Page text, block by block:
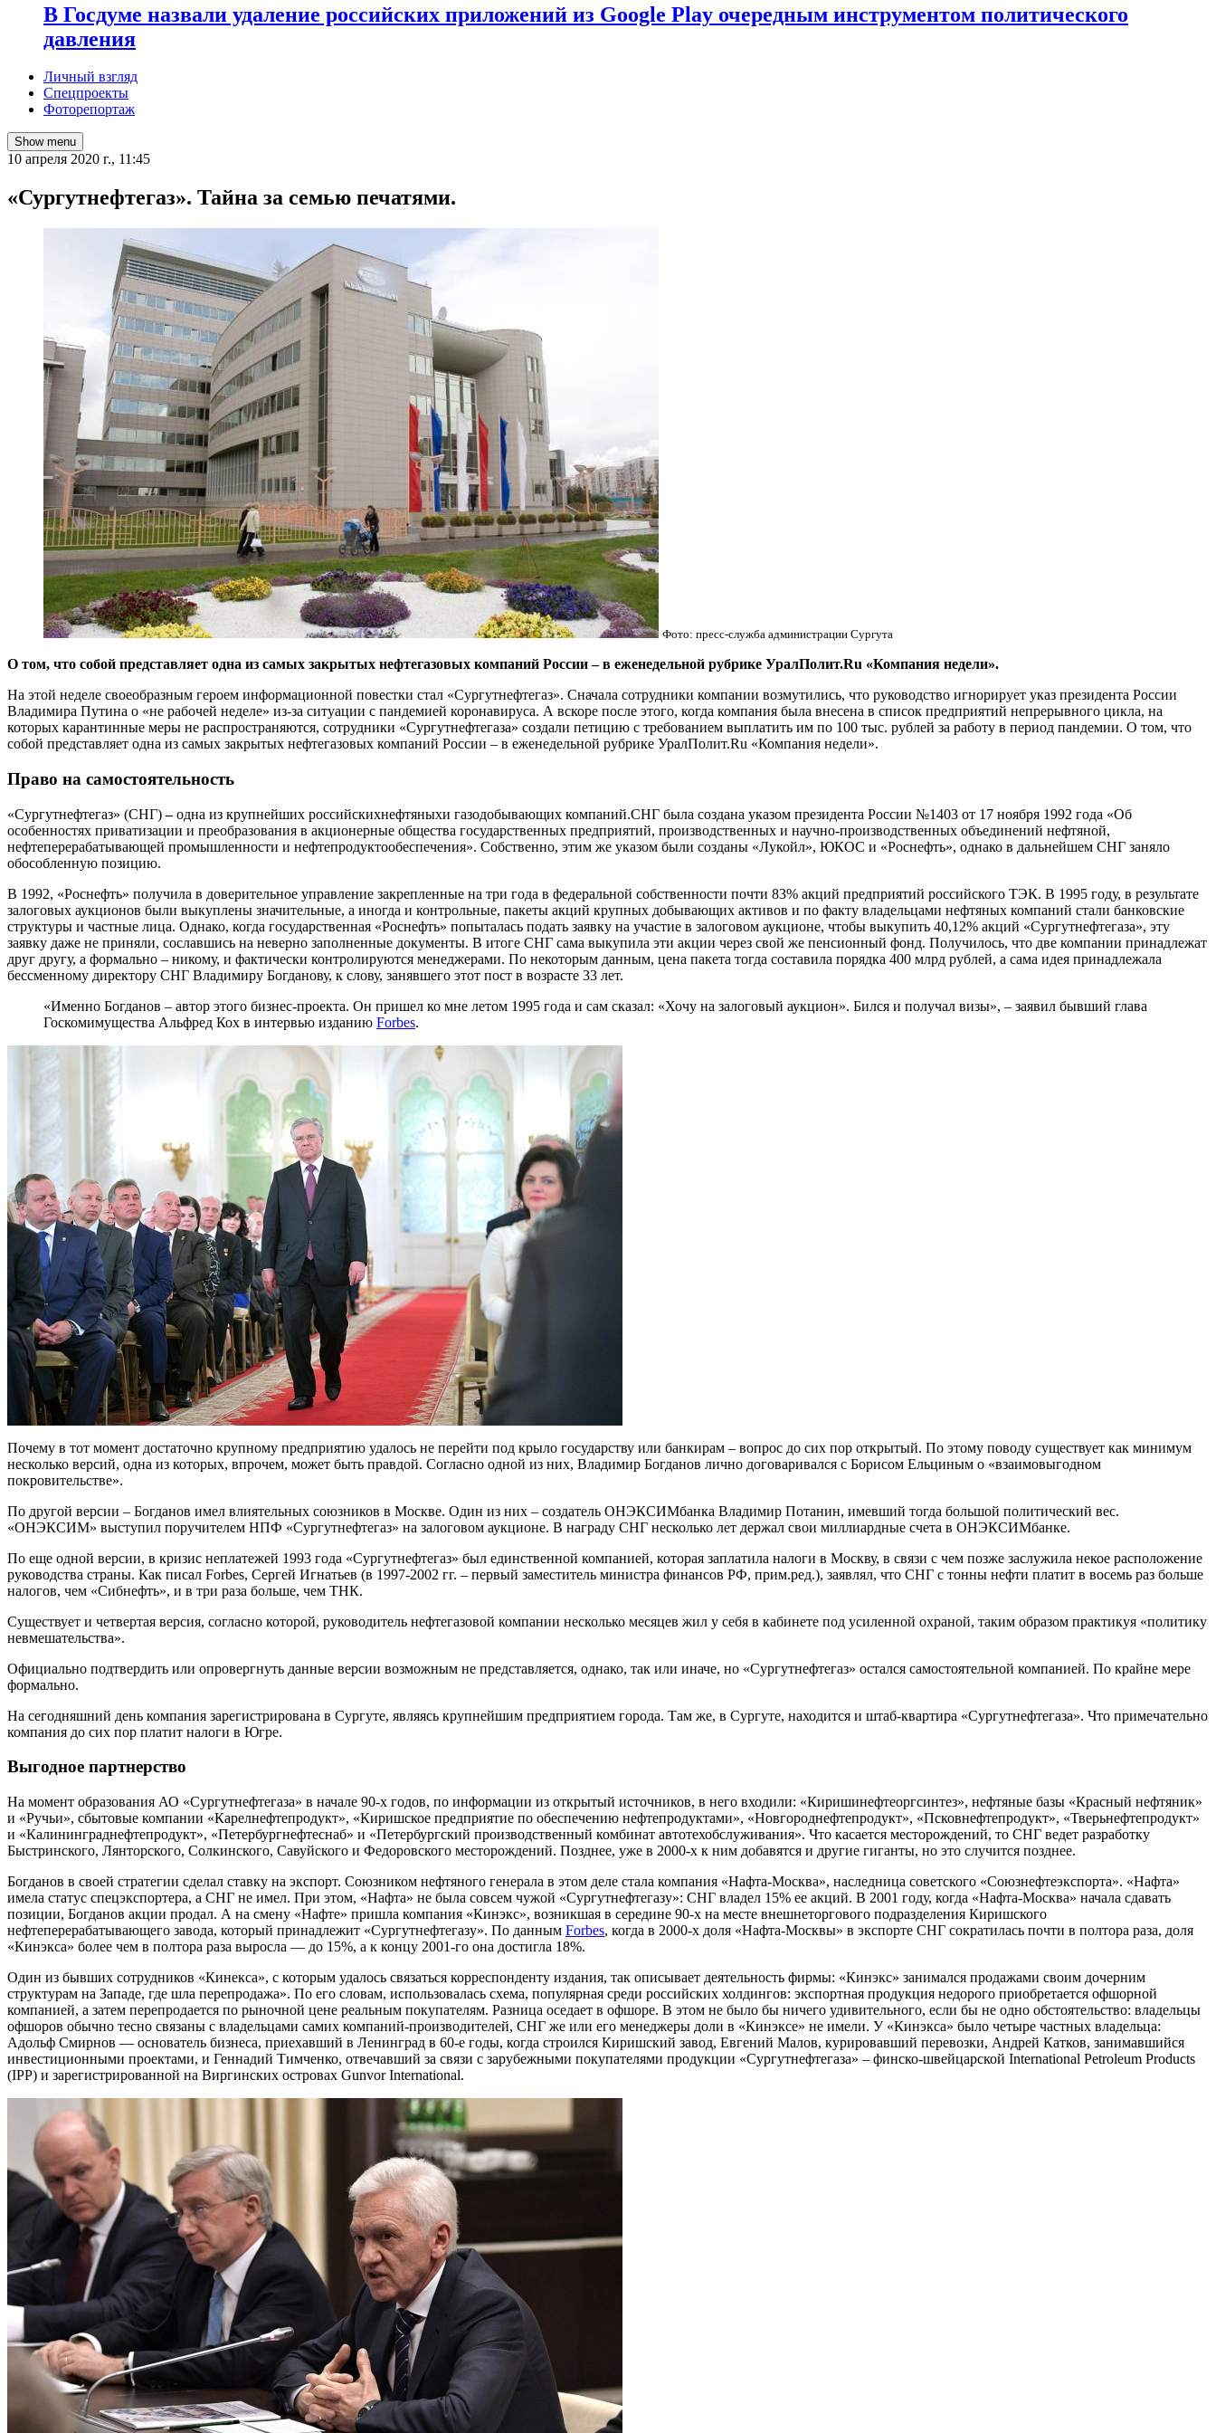
В Госдуме назвали удаление российских приложений из Google Play очередным инструментом политического
давления
Личный взгляд
Спецпроекты
Фоторепортаж
Show menu
10 апреля 2020 г., 11:45
«Сургутнефтегаз». Тайна за семью печатями.
Фото: пресс-служба администрации Сургута
О том, что собой представляет одна из самых закрытых нефтегазовых компаний России – в еженедельной рубрике УралПолит.Ru «Компания недели».
На этой неделе своеобразным героем информационной повестки стал «Сургутнефтегаз». Сначала сотрудники компании возмутились, что руководство игнорирует указ президента России
Владимира Путина о «не рабочей неделе» из-за ситуации с пандемией коронавируса. А вскоре после этого, когда компания была внесена в список предприятий непрерывного цикла, на
которых карантинные меры не распространяются, сотрудники «Сургутнефтегаза» создали петицию с требованием выплатить им по 100 тыс. рублей за работу в период пандемии. О том, что
собой представляет одна из самых закрытых нефтегазовых компаний России – в еженедельной рубрике УралПолит.Ru «Компания недели».
Право на самостоятельность
«Сургутнефтегаз» (СНГ)–одна из крупнейших российскихнефтяныхи газодобывающих компаний.СНГ была создана указом президента России №1403 от 17 ноября 1992 года «Об
особенностях приватизации и преобразования в акционерные общества государственных предприятий, производственных и научно-производственных объединений нефтяной,
нефтеперерабатывающей промышленности и нефтепродуктообеспечения». Собственно, этим же указом были созданы «Лукойл», ЮКОС и «Роснефть», однако в дальнейшем СНГ заняло
обособленную позицию.
В 1992, «Роснефть» получила в доверительное управление закрепленные на три года в федеральной собственности почти 83% акций предприятий российского ТЭК. В 1995 году, в результате
залоговых аукционов были выкуплены значительные, а иногда и контрольные, пакеты акций крупных добывающих активов и по факту владельцами нефтяных компаний стали банковские
структуры и частные лица. Однако, когда государственная «Роснефть» попыталась подать заявку на участие в залоговом аукционе, чтобы выкупить 40,12% акций «Сургутнефтегаза», эту
заявку даже не приняли, сославшись на неверно заполненные документы. В итоге СНГ сама выкупила эти акции через свой же пенсионный фонд. Получилось, что две компании принадлежат
друг другу, а формально – никому, и фактически контролируются менеджерами. По некоторым данным, цена пакета тогда составила порядка 400 млрд рублей, а сама идея принадлежала
бессменному директору СНГ Владимиру Богданову, к слову, занявшего этот пост в возрасте 33 лет.
«Именно Богданов – автор этого бизнес-проекта. Он пришел ко мне летом 1995 года и сам сказал: «Хочу на залоговый аукцион». Бился и получал визы», – заявил бывший глава
Госкомимущества Альфред Кох в интервью изданию Forbes.
Почему в тот момент достаточно крупному предприятию удалось не перейти под крыло государству или банкирам – вопрос до сих пор открытый. По этому поводу существует как минимум
несколько версий, одна из которых, впрочем, может быть правдой. Согласно одной из них, Владимир Богданов лично договаривался с Борисом Ельциным о «взаимовыгодном
покровительстве».
По другой версии – Богданов имел влиятельных союзников в Москве. Один из них – создатель ОНЭКСИМбанка Владимир Потанин, имевший тогда большой политический вес.
«ОНЭКСИМ» выступил поручителем НПФ «Сургутнефтегаз» на залоговом аукционе. В награду СНГ несколько лет держал свои миллиардные счета в ОНЭКСИМбанке.
По еще одной версии, в кризис неплатежей 1993 года «Сургутнефтегаз» был единственной компанией, которая заплатила налоги в Москву, в связи с чем позже заслужила некое расположение
руководства страны. Как писал Forbes, Сергей Игнатьев (в 1997-2002 гг. – первый заместитель министра финансов РФ, прим.ред.), заявлял, что СНГ с тонны нефти платит в восемь раз больше
налогов, чем «Сибнефть», и в три раза больше, чем ТНК.
Существует и четвертая версия, согласно которой, руководитель нефтегазовой компании несколько месяцев жил у себя в кабинете под усиленной охраной, таким образом практикуя «политику
невмешательства».
Официально подтвердить или опровергнуть данные версии возможным не представляется, однако, так или иначе, но «Сургутнефтегаз» остался самостоятельной компанией. По крайне мере
формально.
На сегодняшний день компания зарегистрирована в Сургуте, являясь крупнейшим предприятием города. Там же, в Сургуте, находится и штаб-квартира «Сургутнефтегаза». Что примечательно
компания до сих пор платит налоги в Югре.
Выгодное партнерство
На момент образования АО «Сургутнефтегаза» в начале 90-х годов, по информации из открытый источников, в него входили: «Киришинефтеоргсинтез», нефтяные базы «Красный нефтяник»
и «Ручьи», сбытовые компании «Карелнефтепродукт», «Киришское предприятие по обеспечению нефтепродуктами», «Новгороднефтепродукт», «Псковнефтепродукт», «Тверьнефтепродукт»
и «Калининграднефтепродукт», «Петербургнефтеснаб» и «Петербургский производственный комбинат автотехобслуживания». Что касается месторождений, то СНГ ведет разработку
Быстринского, Лянторского, Солкинского, Савуйского и Федоровского месторождений. Позднее, уже в 2000-х к ним добавятся и другие гиганты, но это случится позднее.
Богданов в своей стратегии сделал ставку на экспорт. Союзником нефтяного генерала в этом деле стала компания «Нафта-Москва», наследница советского «Союзнефтеэкспорта». «Нафта»
имела статус спецэкспортера, а СНГ не имел. При этом, «Нафта» не была совсем чужой «Сургутнефтегазу»: СНГ владел 15% ее акций. В 2001 году, когда «Нафта-Москва» начала сдавать
позиции, Богданов акции продал. А на смену «Нафте» пришла компания «Кинэкс», возникшая в середине 90-х на месте внешнеторгового подразделения Киришского
нефтеперерабатывающего завода, который принадлежит «Сургутнефтегазу». По данным Forbes, когда в 2000-х доля «Нафта-Москвы» в экспорте СНГ сократилась почти в полтора раза, доля
«Кинэкса» более чем в полтора раза выросла — до 15%, а к концу 2001-го она достигла 18%.
Один из бывших сотрудников «Кинекса», с которым удалось связаться корреспонденту издания, так описывает деятельность фирмы: «Кинэкс» занимался продажами своим дочерним
структурам на Западе, где шла перепродажа». По его словам, использовалась схема, популярная среди российских холдингов: экспортная продукция недорого приобретается офшорной
компанией, а затем перепродается по рыночной цене реальным покупателям. Разница оседает в офшоре. В этом не было бы ничего удивительного, если бы не одно обстоятельство: владельцы
офшоров обычно тесно связаны с владельцами самих компаний-производителей, СНГ же или его менеджеры доли в «Кинэксе» не имели. У «Кинэкса» было четыре частных владельца:
Адольф Смирнов — основатель бизнеса, приехавший в Ленинград в 60-е годы, когда строился Киришский завод, Евгений Малов, курировавший перевозки, Андрей Катков, занимавшийся
инвестиционными проектами, и Геннадий Тимченко, отвечавший за связи с зарубежными покупателями продукции «Сургутнефтегаза» – финско-швейцарской International Petroleum Products
(IPP) и зарегистрированной на Виргинских островах Gunvor International.